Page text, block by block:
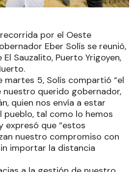
por el Oeste
Eber Solís se reunió,
Sauzalito, Puerto Yrigoyen,
martes 5, Solís compartió “el
querido gobernador,
quien nos envía a estar
pueblo, tal como lo hemos
expresó que “estos
nuestro compromiso con
importar la distancia